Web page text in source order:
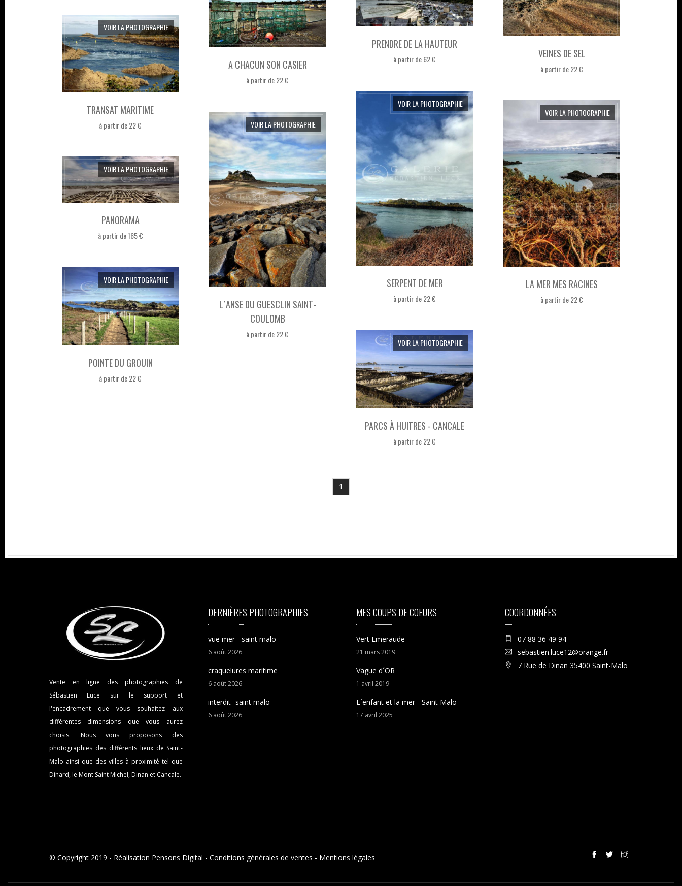
VEINES DE SEL
à partir de 22 €
A CHACUN SON CASIER
à partir de 22 €
PRENDRE DE LA HAUTEUR
à partir de 62 €
TRANSAT MARITIME
à partir de 22 €
VOIR LA PHOTOGRAPHIE
SERPENT DE MER
à partir de 22 €
VOIR LA PHOTOGRAPHIE
LA MER MES RACINES
à partir de 22 €
VOIR LA PHOTOGRAPHIE
L´ANSE DU GUESCLIN SAINT-
COULOMB
à partir de 22 €
VOIR LA PHOTOGRAPHIE
PANORAMA
à partir de 165 €
VOIR LA PHOTOGRAPHIE
POINTE DU GROUIN
à partir de 22 €
VOIR LA PHOTOGRAPHIE
PARCS À HUITRES - CANCALE
à partir de 22 €
VOIR LA PHOTOGRAPHIE
1
Vente en ligne des photographies de
Sébastien Luce sur le support et
l'encadrement que vous souhaitez aux
différentes dimensions que vous aurez
choisis. Nous vous proposons des
photographies des différents lieux de Saint-
Malo ainsi que des villes à proximité tel que
Dinard, le Mont Saint Michel, Dinan et Cancale.
DERNIÈRES PHOTOGRAPHIES
vue mer - saint malo
6août2026
craquelures maritime
6août2026
interdit -saint malo
6août2026
MES COUPS DE COEURS
Vert Emeraude
21 mars2019
Vague d´OR
1 avril 2019
L´enfant et la mer - Saint Malo
17 avril 2025
COORDONNÉES
07 88 36 49 94
sebastien.luce12@orange.fr
7 Rue de Dinan 35400 Saint-Malo
© Copyright 2019 - Réalisation Pensons Digital - Conditions générales de ventes - Mentions légales